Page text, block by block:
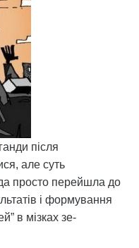
після
але суть
просто перейшла до
і формування
в мізках зе-